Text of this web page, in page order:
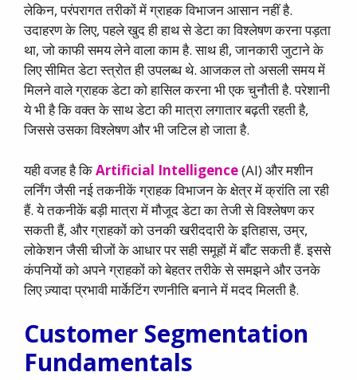
लेकिन, परंपरागत तरीकों में ग्राहक विभाजन आसान नहीं है.
उदाहरण के लिए, पहले खुद ही हाथ से डेटा का विश्लेषण करना पड़ता
था, जो काफी समय लेने वाला काम है. साथ ही, जानकारी जुटाने के
लिए सीमित डेटा स्त्रोत ही उपलब्ध थे. आजकल तो असली समय में
मिलने वाले ग्राहक डेटा को हासिल करना भी एक चुनौती है. परेशानी
ये भी है कि वक्त के साथ डेटा की मात्रा लगातार बढ़ती रहती है,
जिससे उसका विश्लेषण और भी जटिल हो जाता है.
यही वजह है किArtificial Intelligence(AI) और मशीन
लर्निंग जैसी नई तकनीकें ग्राहक विभाजन के क्षेत्र में क्रांति ला रही
हैं. ये तकनीकें बड़ी मात्रा में मौजूद डेटा का तेजी से विश्लेषण कर
सकती हैं, और ग्राहकों को उनकी खरीददारी के इतिहास, उम्र,
लोकेशन जैसी चीजों के आधार पर सही समूहों में बाँट सकती हैं. इससे
कंपनियों को अपने ग्राहकों को बेहतर तरीके से समझने और उनके
लिए ज़्यादा प्रभावी मार्केटिंग रणनीति बनाने में मदद मिलती है.
Customer Segmentation
Fundamentals